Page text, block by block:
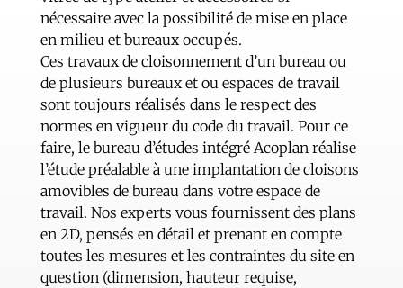
nécessaire avec la possibilité de mise en place
en milieu et bureaux occupés.
Ces travaux de cloisonnement d’un bureau ou
de plusieurs bureaux et ou espaces de travail
sont toujours réalisés dans le respect des
normes en vigueur du code du travail. Pour ce
faire, le bureau d’études intégré Acoplan réalise
l’étude préalable à une implantation de cloisons
amovibles de bureau dans votre espace de
travail. Nos experts vous fournissent des plans
en 2D, pensés en détail et prenant en compte
toutes les mesures et les contraintes du site en
question (dimension, hauteur requise,